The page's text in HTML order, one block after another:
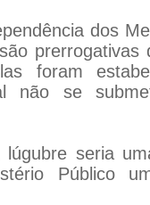
dos
prerrogativas
foram
não se
seria uma
Público